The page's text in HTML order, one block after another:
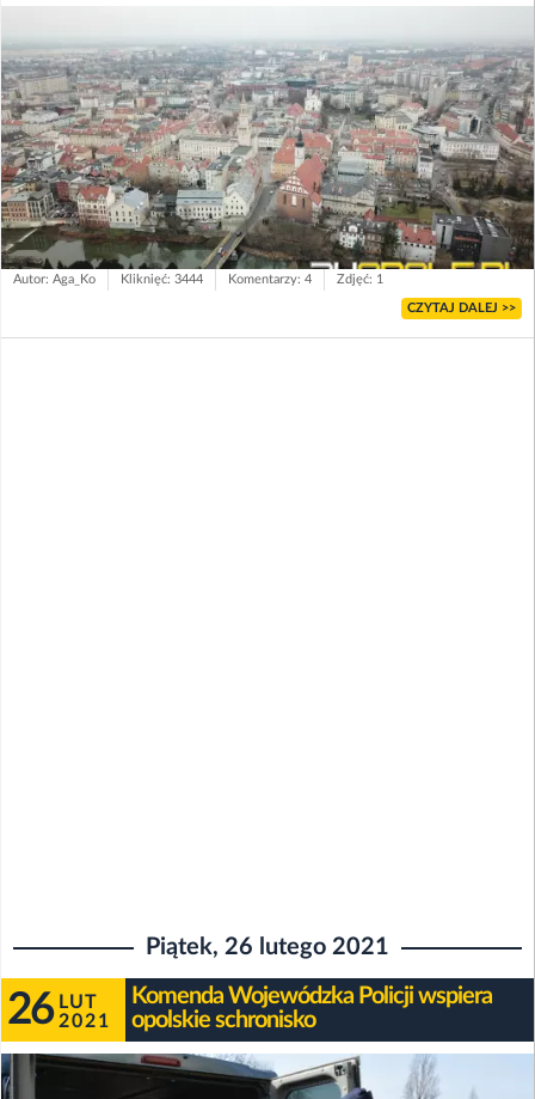
Autor: Aga_Ko Kliknięć: 3444 Komentarzy: 4 Zdjęć: 1
CZYTAJ DALEJ >>
Piątek, 26 lutego 2021
26 LUT
2021
Komenda Wojewódzka Policji wspiera
opolskie schronisko